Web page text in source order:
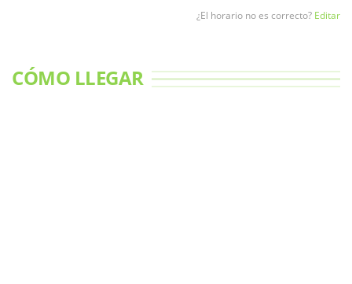
¿El horario no es correcto? Editar
CÓMO LLEGAR